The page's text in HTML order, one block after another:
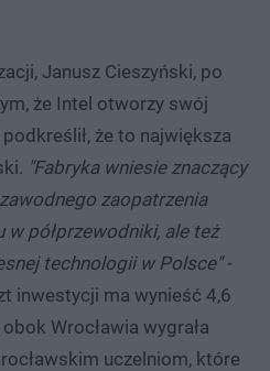
Janusz Cieszyński, po
że Intel otworzy swój
że to największa
"Fabryka wniesie znaczący
zaopatrzenia
w półprzewodniki, ale też
technologii w Polsce" -
inwestycji ma wynieść 4,6
Wrocławia wygrała
uczelniom, które